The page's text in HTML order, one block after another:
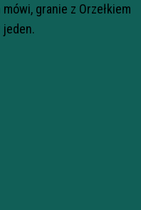
granie z Orzełkiem